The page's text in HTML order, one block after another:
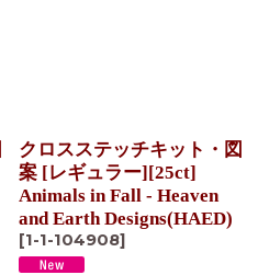
クロスステッチキット・図
案 [レギュラー][25ct]
Animals in Fall - Heaven
and Earth Designs(HAED)
[1-1-104908]